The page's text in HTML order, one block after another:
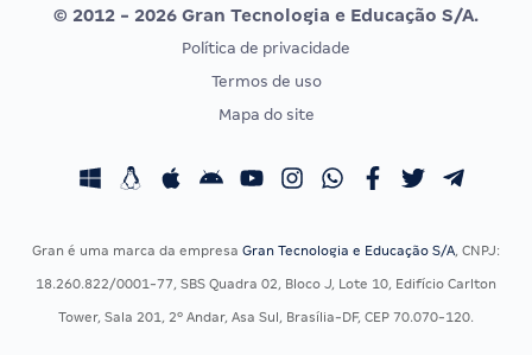
Vunesp
CONCURSOS POR PROFISSÃO
Concursos Fiscais
EXAME DE ORDEM
Calendário OAB
© 2012 - 2026 Gran Tecnologia e Educação S/A.
Política de privacidade
Termos de uso
Mapa do site
Gran é uma marca da empresa Gran Tecnologia e Educação S/A, CNPJ:
18.260.822/0001-77, SBS Quadra 02, Bloco J, Lote 10, Edifício Carlton
Tower, Sala 201, 2º Andar, Asa Sul, Brasília-DF, CEP 70.070-120.